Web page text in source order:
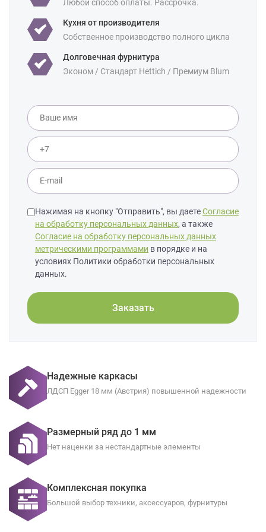
Любой способ оплаты. Рассрочка.
Кухня от производителя
Собственное производство полного цикла
Долговечная фурнитура
Эконом / Стандарт Hettich / Премиум Blum
Нажимая на кнопку "Отправить", вы даетеСогласие
на обработку персональных данных, а также
Согласие на обработку персональных данных
метрическими программами в порядке и на
условиях Политики обработки персональных
данных.
Заказать
Надежные каркасы
ЛДСП Egger 18 мм (Австрия) повышенной надежности
Размерный ряд до 1 мм
Нет наценки за нестандартные элементы
Комплексная покупка
Большой выбор техники, аксессуаров, фурнитуры